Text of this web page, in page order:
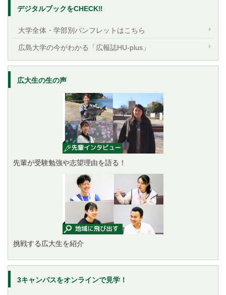
デジタルブックをCHECK‼
大学全体・学部別パンフレットはこちら
広島大学の今がわかる「広報誌HU-plus」
広大生の生の声
先輩が受験勉強や志望理由を語る！
挑戦する広大生を紹介
3キャンパスをオンラインで見学！